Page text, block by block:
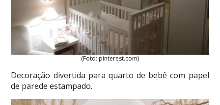
(Foto: pinterest.com)
Decoração divertida para quarto de bebê com papel
de parede estampado.